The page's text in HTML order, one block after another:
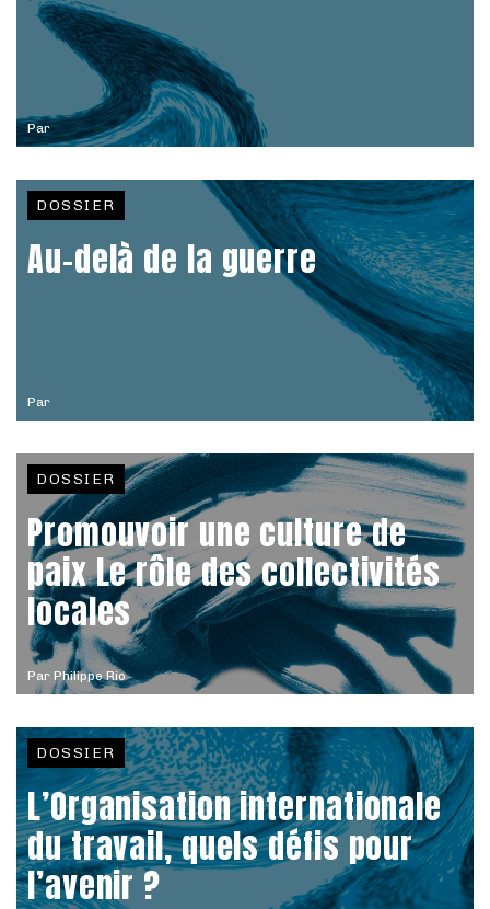
Par
Par
DOSSIER
Au-delà de la guerre
Par Philippe Rio
DOSSIER
Promouvoir une culture de
paix Le rôle des collectivités
locales
DOSSIER
L’Organisation internationale
du travail, quels défis pour
l’avenir ?